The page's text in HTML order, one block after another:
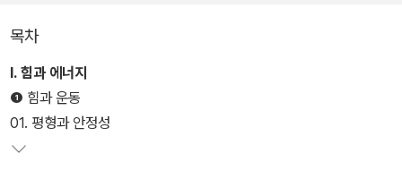
목차
Ⅰ. 힘과 에너지
❶ 힘과 운동
01. 평형과 안정성